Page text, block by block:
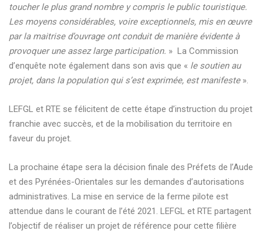
toucher le plus grand nombre y compris le public touristique.
Les moyens considérables, voire exceptionnels, mis en œuvre
par la maitrise d’ouvrage ont conduit de manière évidente à
provoquer une assez large participation. » La Commission
d’enquête note également dans son avis que « le soutien au
projet, dans la population qui s’est exprimée, est manifeste».
LEFGL et RTE se félicitent de cette étape d’instruction du projet
franchie avec succès, et de la mobilisation du territoire en
faveur du projet.
La prochaine étape sera la décision finale des Préfets de l’Aude
et des Pyrénées-Orientales sur les demandes d’autorisations
administratives. La mise en service de la ferme pilote est
attendue dans le courant de l’été 2021. LEFGL et RTE partagent
l’objectif de réaliser un projet de référence pour cette filière